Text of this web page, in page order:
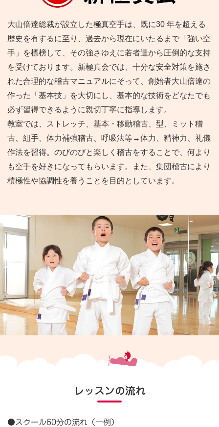
大山倍達総裁が設立した極真空手は、既に30 年を超える
歴史を有するに至り、過去から現在にいたるまで「強い空
手」を標榜して、その強さゆえに若者達から圧倒的な支持
を受けております。新極真会では、十分な安全対策を施さ
れた合理的な稽古マニュアルにそって、創始者大山倍達の
作った「基本技」を大切にし、基本的な技術をどなたでも
必ず習得できるように親切丁寧に指導します。
教室では、ストレッチ、基本・移動稽古、型、ミット稽
古、組手、体力補強稽古、呼吸法等→体力、精神力、礼儀
作法を習得。のびのびと楽しく稽古をすることで、何より
も空手を好きになってもらいます。また、集団稽古により
積極性や協調性を養うことを目的としています。
レッスンの流れ
●スクール60分の流れ（一例）